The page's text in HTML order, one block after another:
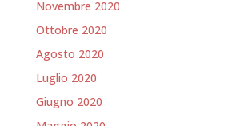
Novembre 2020
Ottobre 2020
Agosto 2020
Luglio 2020
Giugno 2020